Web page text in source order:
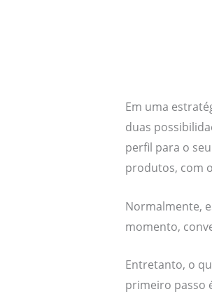
Em uma
duas
perfil para o
produtos, com
Normalmente,
momento,
Entretanto, o
primeiro passo